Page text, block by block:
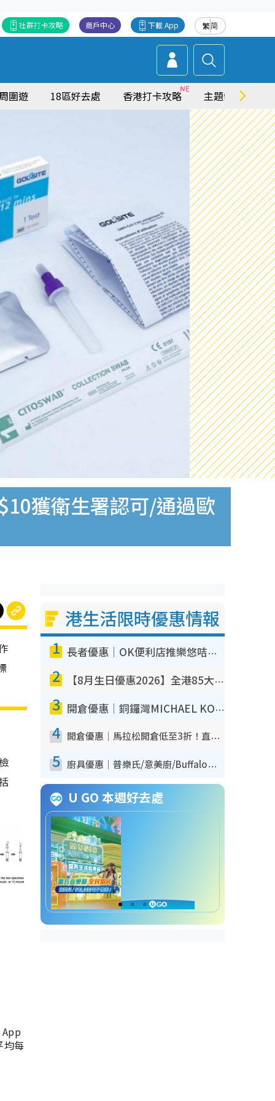
繁简
下載 App
商戶中心
社群打卡攻略
圍遊 18區好去處 香港打卡攻略 主題特集
獲衛生署認可/通過歐
均每
港生活限時優惠情報
1 長者優惠｜OK便利店推樂悠咭優惠！買麵包/牛奶/保健品拍卡即減
2 【8月生日優惠2026】全港85大食買玩著數攻略 自助餐/火鍋放題同行免費＋誠品/DONKI送現金券
3 開倉優惠｜銅鑼灣MICHAEL KORS開倉低至17折！直擊$500起買手袋/銀包/鞋款 必買經典Jet Set系列
4 開倉優惠｜馬拉松開倉低至3折！直擊$99起買adidas／New Balance／Puma鞋款 STANLEY保溫杯劈價至$119起
5 廚具優惠｜普樂氏/意美廚/Buffalo廚具低至3折！$89起買煎鍋／炒鑊／個人鍋 同場小家電激減至$99起
U GO 本週好去處